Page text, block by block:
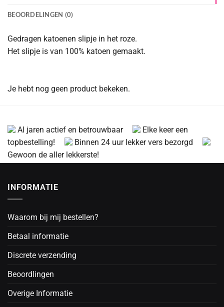
BEOORDELINGEN (0)
Gedragen katoenen slipje in het roze.
Het slipje is van 100% katoen gemaakt.
Je hebt nog geen product bekeken.
Al jaren actief en betrouwbaar
Elke keer een
topbestelling!
Binnen 24 uur lekker vers bezorgd
Gewoon de aller lekkerste!
INFORMATIE
Waarom bij mij bestellen?
Betaal informatie
Discrete verzending
Beoordlingen
Overige Informatie